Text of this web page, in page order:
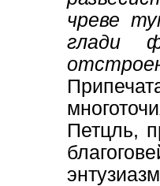
чреве
глади
Петцль,